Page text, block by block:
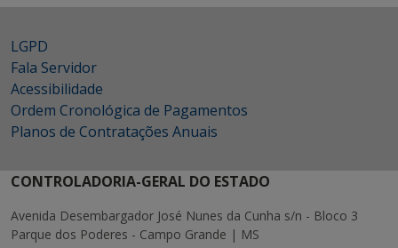
LGPD
Fala Servidor
Acessibilidade
Ordem Cronológica de Pagamentos
Planos de Contratações Anuais
CONTROLADORIA-GERAL DO ESTADO
Avenida Desembargador José Nunes da Cunha s/n - Bloco 3
Parque dos Poderes - Campo Grande | MS